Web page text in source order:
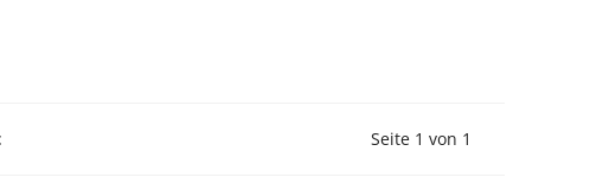
Vorherige Seite
Seite 1 von 1